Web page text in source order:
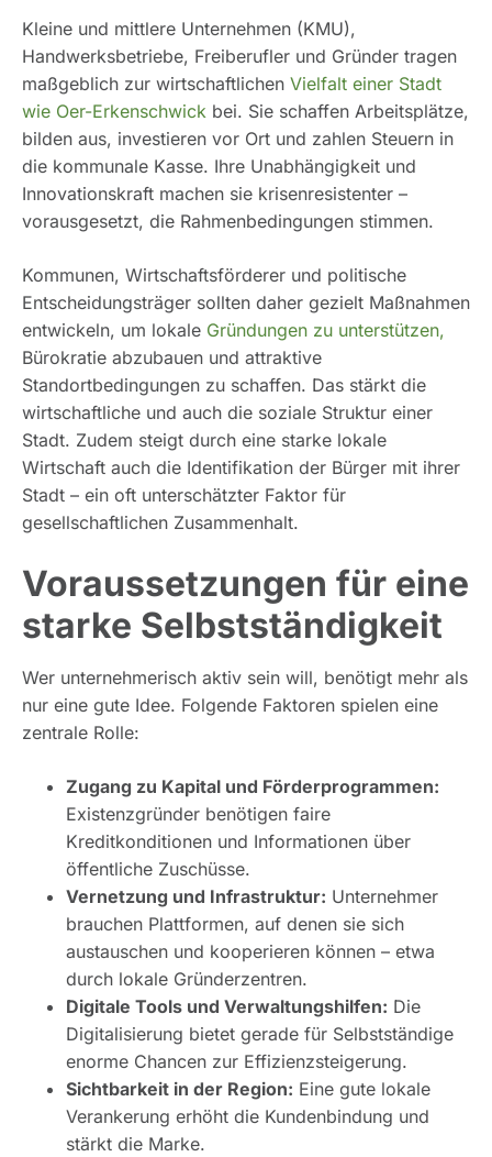
Kleine und mittlere Unternehmen (KMU),
Handwerksbetriebe, Freiberufler und Gründer tragen
maßgeblich zur wirtschaftlichen Vielfalt einer Stadt
wie Oer-Erkenschwick bei. Sie schaffen Arbeitsplätze,
bilden aus, investieren vor Ort und zahlen Steuern in
die kommunale Kasse. Ihre Unabhängigkeit und
Innovationskraft machen sie krisenresistenter –
vorausgesetzt, die Rahmenbedingungen stimmen.
Kommunen, Wirtschaftsförderer und politische
Entscheidungsträger sollten daher gezielt Maßnahmen
entwickeln, um lokale Gründungen zu unterstützen,
Bürokratie abzubauen und attraktive
Standortbedingungen zu schaffen. Das stärkt die
wirtschaftliche und auch die soziale Struktur einer
Stadt. Zudem steigt durch eine starke lokale
Wirtschaft auch die Identifikation der Bürger mit ihrer
Stadt – ein oft unterschätzter Faktor für
gesellschaftlichen Zusammenhalt.
Voraussetzungen für eine
starke Selbstständigkeit
Wer unternehmerisch aktiv sein will, benötigt mehr als
nur eine gute Idee. Folgende Faktoren spielen eine
zentrale Rolle:
Zugang zu Kapital und Förderprogrammen:
Existenzgründer benötigen faire
Kreditkonditionen und Informationen über
öffentliche Zuschüsse.
Vernetzung und Infrastruktur: Unternehmer
brauchen Plattformen, auf denen sie sich
austauschen und kooperieren können – etwa
durch lokale Gründerzentren.
Digitale Tools und Verwaltungshilfen: Die
Digitalisierung bietet gerade für Selbstständige
enorme Chancen zur Effizienzsteigerung.
Sichtbarkeit in der Region: Eine gute lokale
Verankerung erhöht die Kundenbindung und
stärkt die Marke.